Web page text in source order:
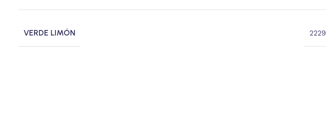
VERDE LIMÓN 2229